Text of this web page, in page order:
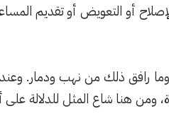
أو التعويض أو تقديم
الشائعة إلى أن أصل المثل يعود إلى احتلال القوات الفرنسية بقيادة نابليون بونابرت لجزيرة مالطا عام 1798م، وما
هنا شاع المثل للدلالة على